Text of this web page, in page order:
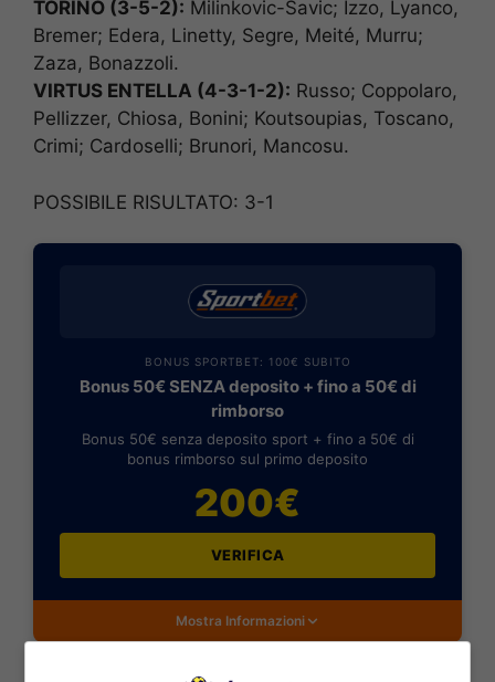
TORINO (3-5-2): Milinkovic-Savic; Izzo, Lyanco,
Bremer; Edera, Linetty, Segre, Meité, Murru;
Zaza, Bonazzoli.
VIRTUS ENTELLA (4-3-1-2): Russo; Coppolaro,
Pellizzer, Chiosa, Bonini; Koutsoupias, Toscano,
Crimi; Cardoselli; Brunori, Mancosu.
POSSIBILE RISULTATO: 3-1
BONUS SPORTBET: 100€ SUBITO
Bonus 50€ SENZA deposito + fino a 50€ di
rimborso
Bonus 50€ senza deposito sport + fino a 50€ di
bonus rimborso sul primo deposito
200€
VERIFICA
Mostra Informazioni